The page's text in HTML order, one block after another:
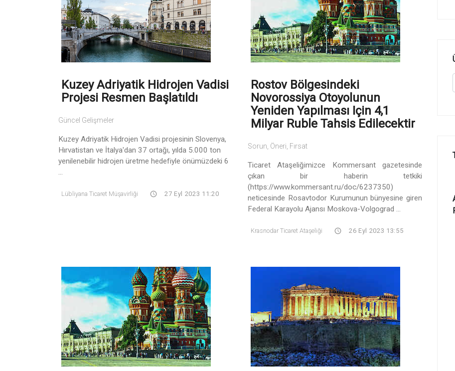
Kuzey Adriyatik Hidrojen Vadisi
Projesi Resmen Başlatıldı
Güncel Gelişmeler
Kuzey Adriyatik Hidrojen Vadisi projesinin Slovenya,
Hırvatistan ve İtalya'dan 37 ortağı, yılda 5.000 ton
yenilenebilir hidrojen üretme hedefiyle önümüzdeki 6
Lübliyana Ticaret Müşavirliği 27 Eyl 2023 11:20
Rostov Bölgesindeki
Novorossiya Otoyolunun
Yeniden Yapılması Için 4,1
Milyar Ruble Tahsis Edilecektir
Sorun, Öneri, Fırsat
Ticaret Ataşeliğimizce Kommersant gazetesinde
çıkan bir haberin tetkiki
(https://www.kommersant.ru/doc/6237350)
neticesinde Rosavtodor Kurumunun bünyesine giren
Federal Karayolu Ajansı Moskova-Volgograd ...
Krasnodar Ticaret Ataşeliği 26 Eyl 2023 13:55